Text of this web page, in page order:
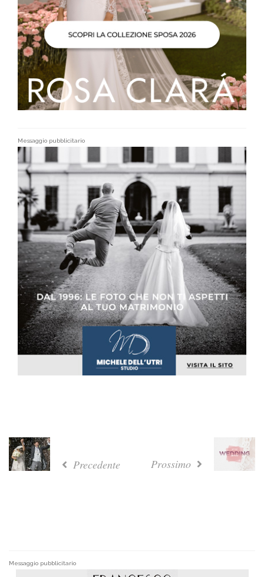
Messaggio pubblicitario
Precedente Prossimo
Messaggio pubblicitario